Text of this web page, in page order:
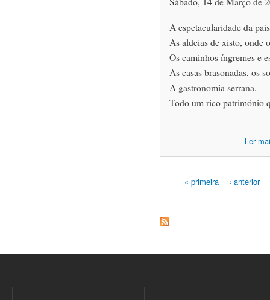
A espetacularidade da
As aldeias de xisto, onde
Os caminhos íngremes e
As casas brasonadas, os
A gastronomia serrana.
Todo um rico património
Ler
« primeira ‹ anterior